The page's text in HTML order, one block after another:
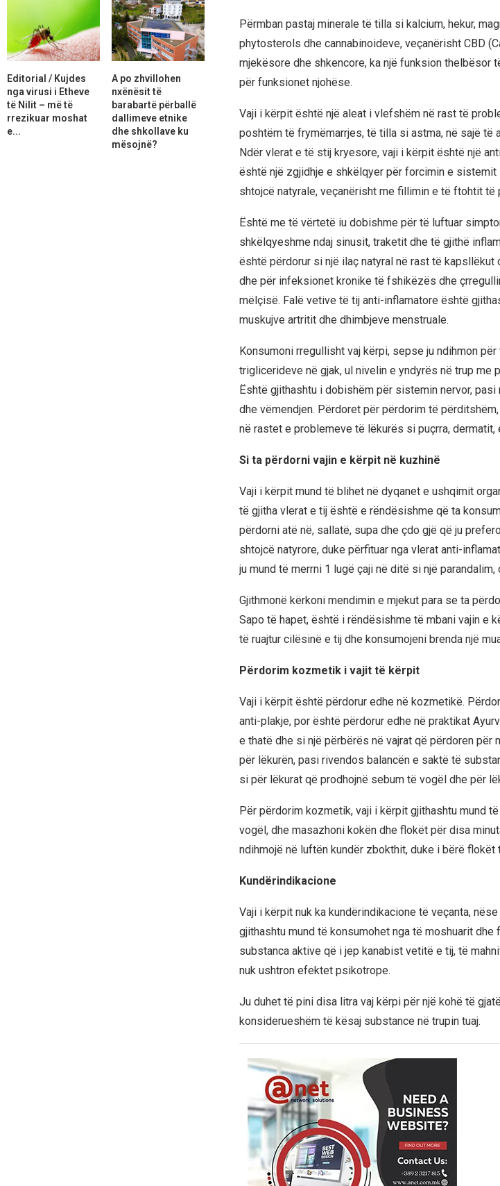
Përmban pastaj minerale të tilla si kalcium, hekur,
phytosterols dhe cannabinoideve, veçanërisht CBD
mjekësore dhe shkencore, ka një funksion thelbësor
për funksionet njohëse.
Vaji i kërpit është një aleat i vlefshëm në rast të
poshtëm të frymëmarrjes, të tilla si astma, në sajë të
Ndër vlerat e të stij kryesore, vaji i kërpit është një
është një zgjidhje e shkëlqyer për forcimin e
shtojcë natyrale, veçanërisht me fillimin e të ftohtit të
Është me të vërtetë iu dobishme për të luftuar
shkëlqyeshme ndaj sinusit, traketit dhe të gjithë
është përdorur si një ilaç natyral në rast të
dhe për infeksionet kronike të fshikëzës dhe
mëlçisë. Falë vetive të tij anti-inflamatore është
muskujve artritit dhe dhimbjeve menstruale.
Konsumoni rregullisht vaj kërpi, sepse ju ndihmon
triglicerideve në gjak, ul nivelin e yndyrës në trup me
Është gjithashtu i dobishëm për sistemin nervor,
dhe vëmendjen. Përdoret për përdorim të
në rastet e problemeve të lëkurës si puçrra,
Si ta përdorni vajin e kërpit në kuzhinë
Vaji i kërpit mund të blihet në dyqanet e ushqimit
të gjitha vlerat e tij është e rëndësishme që ta
përdorni atë në, sallatë, supa dhe çdo gjë që ju
shtojcë natyrore, duke përfituar nga vlerat anti-
ju mund të merrni 1 lugë çaji në ditë si një
Gjithmonë kërkoni mendimin e mjekut para se ta
Sapo të hapet, është i rëndësishme të mbani vajin e
të ruajtur cilësinë e tij dhe konsumojeni brenda një
Përdorim kozmetik i vajit të kërpit
Vaji i kërpit është përdorur edhe në kozmetikë.
anti-plakje, por është përdorur edhe në praktikat
e thatë dhe si një përbërës në vajrat që përdoren për
për lëkurën, pasi rivendos balancën e saktë të
si për lëkurat që prodhojnë sebum të vogël dhe për
Për përdorim kozmetik, vaji i kërpit gjithashtu mund
vogël, dhe masazhoni kokën dhe flokët për disa
ndihmojë në luftën kundër zbokthit, duke i bërë
Kundërindikacione
Vaji i kërpit nuk ka kundërindikacione të veçanta,
gjithashtu mund të konsumohet nga të moshuarit
substanca aktive që i jep kanabist vetitë e tij, të
nuk ushtron efektet psikotrope.
Ju duhet të pini disa litra vaj kërpi për një kohë të
konsiderueshëm të kësaj substance në trupin tuaj.
Editorial / Kujdes
nga virusi i Etheve
të Nilit – më të
rrezikuar moshat
e...
A po zhvillohen
nxënësit të
barabartë përballë
dallimeve etnike
dhe shkollave ku
mësojnë?